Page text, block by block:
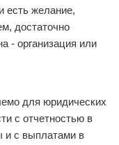
есть желание,
достаточно
- организация или
для юридических
с отчетностью в
и с выплатами в